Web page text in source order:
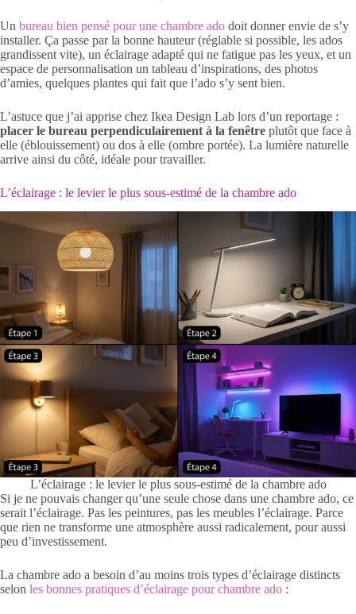
Un bureau bien pensé pour une chambre ado doit donner envie de s’y
installer. Ça passe par la bonne hauteur (réglable si possible, les ados
grandissent vite), un éclairage adapté qui ne fatigue pas les yeux, et un
espace de personnalisation un tableau d’inspirations, des photos
d’amies, quelques plantes qui fait que l’ado s’y sent bien.
L’astuce que j’ai apprise chez Ikea Design Lab lors d’un reportage :
placer le bureau perpendiculairement à la fenêtre plutôt que face à
elle (éblouissement) ou dos à elle (ombre portée). La lumière naturelle
arrive ainsi du côté, idéale pour travailler.
L’éclairage : le levier le plus sous-estimé de la chambre ado
L’éclairage : le levier le plus sous-estimé de la chambre ado
Si je ne pouvais changer qu’une seule chose dans une chambre ado, ce
serait l’éclairage. Pas les peintures, pas les meubles l’éclairage. Parce
que rien ne transforme une atmosphère aussi radicalement, pour aussi
peu d’investissement.
La chambre ado a besoin d’au moins trois types d’éclairage distincts
selon les bonnes pratiques d’éclairage pour chambre ado :